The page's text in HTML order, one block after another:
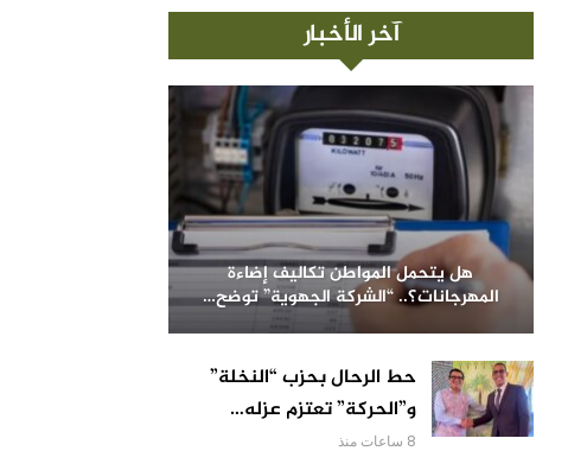
آخر الأخبار
هل يتحمل المواطن تكاليف إضاءة
المهرجانات؟.. “الشركة الجهوية” توضح…
حط الرحال بحزب “النخلة”
و”الحركة” تعتزم عزله…
8 ساعات منذ